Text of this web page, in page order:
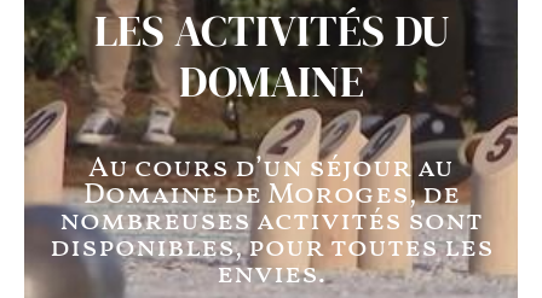
LES ACTIVITÉS DU
DOMAINE
Au cours d’un séjour au
Domaine de Moroges, de
nombreuses activités sont
disponibles, pour toutes les
envies.